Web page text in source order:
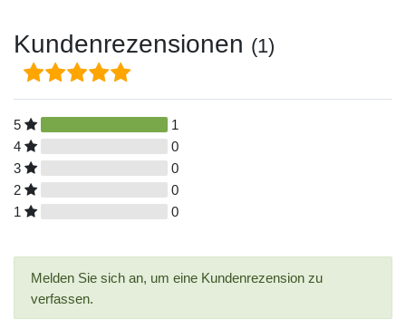
Kundenrezensionen (1)
5
1
4
0
3
0
2
0
1
0
Melden Sie sich an, um eine Kundenrezension zu
verfassen.